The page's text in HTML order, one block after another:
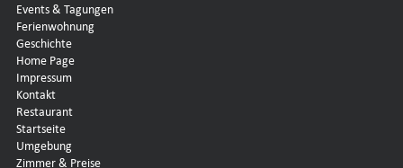
Events & Tagungen
Ferienwohnung
Geschichte
Home Page
Impressum
Kontakt
Restaurant
Startseite
Umgebung
Zimmer & Preise